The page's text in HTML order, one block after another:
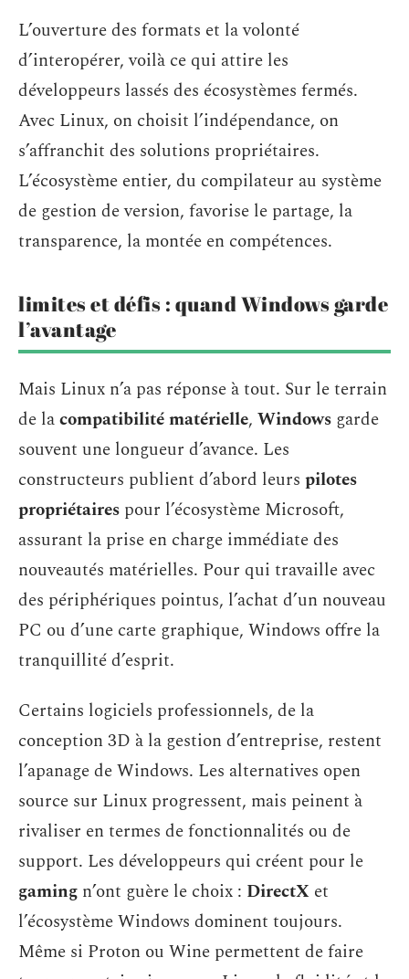
L’ouverture des formats et la volonté
d’interopérer, voilà ce qui attire les
développeurs lassés des écosystèmes fermés.
Avec Linux, on choisit l’indépendance, on
s’affranchit des solutions propriétaires.
L’écosystème entier, du compilateur au système
de gestion de version, favorise le partage, la
transparence, la montée en compétences.
limites et défis : quand Windows garde
l’avantage
Mais Linux n’a pas réponse à tout. Sur le terrain
de lacompatibilité matérielle, Windows garde
souvent une longueur d’avance. Les
constructeurs publient d’abord leurs pilotes
propriétaires pour l’écosystème Microsoft,
assurant la prise en charge immédiate des
nouveautés matérielles. Pour qui travaille avec
des périphériques pointus, l’achat d’un nouveau
PC ou d’une carte graphique, Windows offre la
tranquillité d’esprit.
Certains logiciels professionnels, de la
conception 3D à la gestion d’entreprise, restent
l’apanage de Windows. Les alternatives open
source sur Linux progressent, mais peinent à
rivaliser en termes de fonctionnalités ou de
support. Les développeurs qui créent pour le
gaming n’ont guère le choix : DirectX et
l’écosystème Windows dominent toujours.
Même si Proton ou Wine permettent de faire